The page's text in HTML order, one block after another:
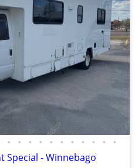
• • • • • • • • • • •
Special - Winnebago